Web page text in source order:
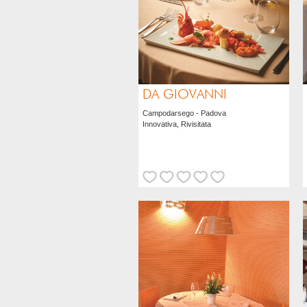
DA GIOVANNI
Campodarsego - Padova
Innovativa, Rivisitata
Campodarsego dove tradizione e
innovazione si incontrano ogni giorno. Qui
troverete piatti originali rivisitati in chiave
creativa e sempre dal sapore autentico
creati dallo chef Mattia Bettin. Materie
prime scelte a seconda della stagionalità.
servite con crema di patate e bacon.
VAI ALLA SCHEDA
Il commento dell'autore
Riccardo Penzo
BACCALÀDIVINO
Punto di riferimento per appassionati di
ogni dove del Gadus Morhua, tanto